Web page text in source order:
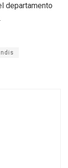
departamento